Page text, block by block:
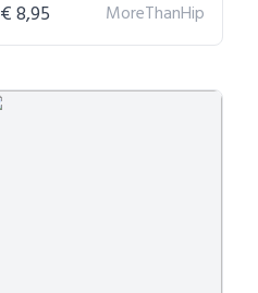
€ 8,95 MoreThanHip